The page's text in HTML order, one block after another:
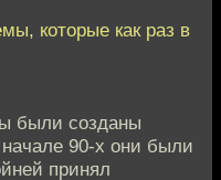
которые как раз в
были созданы
90-х они были
принял